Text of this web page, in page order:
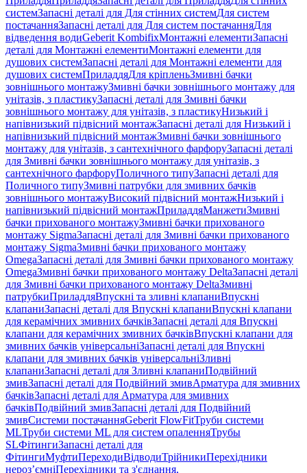
системЗапасні деталі для Для стінних системДля систем
постачанняЗапасні деталі для Для систем постачанняДля
відведення водиGeberit KombifixМонтажні елементиЗапасні
деталі для Монтажні елементиМонтажні елементи для
душових системЗапасні деталі для Монтажні елементи для
душових системПриладдяДля кріпленьЗмивні бачки
зовнішнього монтажуЗмивні бачки зовнішнього монтажу для
унітазів, з пластикуЗапасні деталі для Змивні бачки
зовнішнього монтажу для унітазів, з пластикуНизький і
напівнизький підвісний монтажЗапасні деталі для Низький і
напівнизький підвісний монтажЗмивні бачки зовнішнього
монтажу для унітазів, з сантехнічного фарфоруЗапасні деталі
для Змивні бачки зовнішнього монтажу для унітазів, з
сантехнічного фарфоруПоличного типуЗапасні деталі для
Поличного типуЗмивні патрубки для змивних бачків
зовнішнього монтажуВисокий підвісний монтажНизький і
напівнизький підвісний монтажПриладдяМанжетиЗмивні
бачки прихованого монтажуЗмивні бачки прихованого
монтажу SigmaЗапасні деталі для Змивні бачки прихованого
монтажу SigmaЗмивні бачки прихованого монтажу
OmegaЗапасні деталі для Змивні бачки прихованого монтажу
OmegaЗмивні бачки прихованого монтажу DeltaЗапасні деталі
для Змивні бачки прихованого монтажу DeltaЗмивні
патрубкиПриладдяВпускні та зливні клапаниВпускні
клапаниЗапасні деталі для Впускні клапаниВпускні клапани
для керамічних змивних бачківЗапасні деталі для Впускні
клапани для керамічних змивних бачківВпускні клапани для
змивних бачків універсальніЗапасні деталі для Впускні
клапани для змивних бачків універсальніЗливні
клапаниЗапасні деталі для Зливні клапаниПодвійний
змивЗапасні деталі для Подвійний змивАрматура для змивних
бачкiвЗапасні деталі для Арматура для змивних
бачкiвПодвійний змивЗапасні деталі для Подвійний
змивСистеми постачанняGeberit FlowFitТруби системи
MLТруби системи ML для систем опаленняТрубы
SLФітингиЗапасні деталі для
ФітингиМуфтиПереходиВідводиТрійникиПерехідники
нероз’ємніПерехідники та з'єднання,